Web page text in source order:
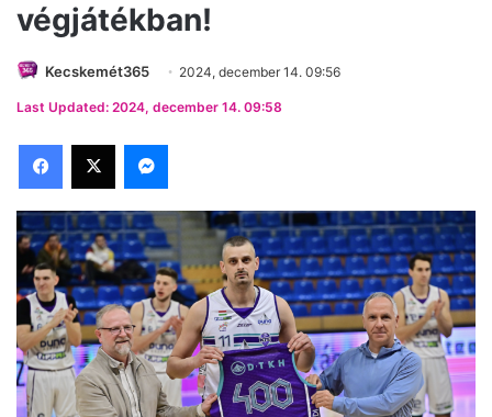
végjátékban!
Kecskemét365 2024, december 14. 09:56
Last Updated: 2024, december 14. 09:58
Facebook
X Messenger